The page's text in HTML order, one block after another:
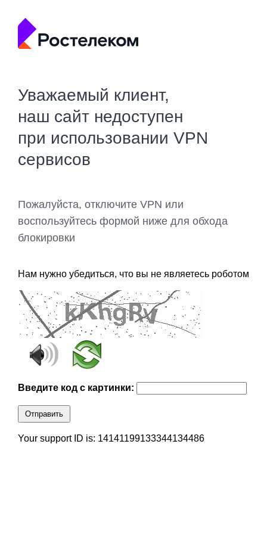
Уважаемый клиент,
наш сайт недоступен
при использовании VPN
сервисов
Пожалуйста, отключите VPN или
воспользуйтесь формой ниже для обхода
блокировки
Нам нужно убедиться, что вы не являетесь роботом
Введите код с картинки:
Отправить
Your support ID is: 14141199133344134486